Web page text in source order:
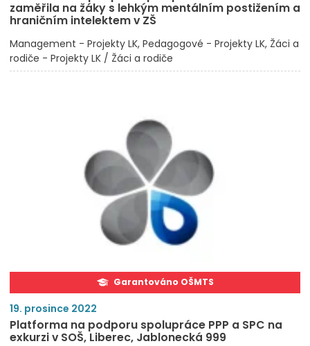
zaměřila na žáky s lehkým mentálním postižením a
hraničním intelektem v ZŠ
Management - Projekty LK Pedagogové - Projekty LK Žáci a
rodiče - Projekty LK / Žáci a rodiče
Garantováno OŠMTS
19. prosince 2022
Platforma na podporu spolupráce PPP a SPC na
exkurzi v SOŠ, Liberec, Jablonecká 999